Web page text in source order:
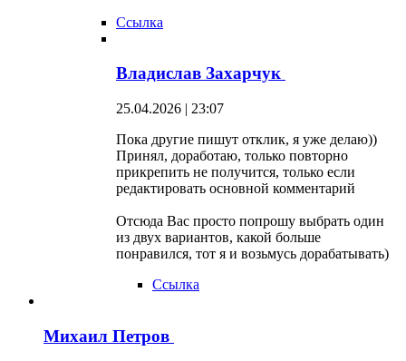
Ссылка
Владислав Захарчук
25.04.2026 | 23:07
Пока другие пишут отклик, я уже делаю))
Принял, доработаю, только повторно
прикрепить не получится, только если
редактировать основной комментарий
Отсюда Вас просто попрошу выбрать один
из двух вариантов, какой больше
понравился, тот я и возьмусь дорабатывать)
Ссылка
Михаил Петров